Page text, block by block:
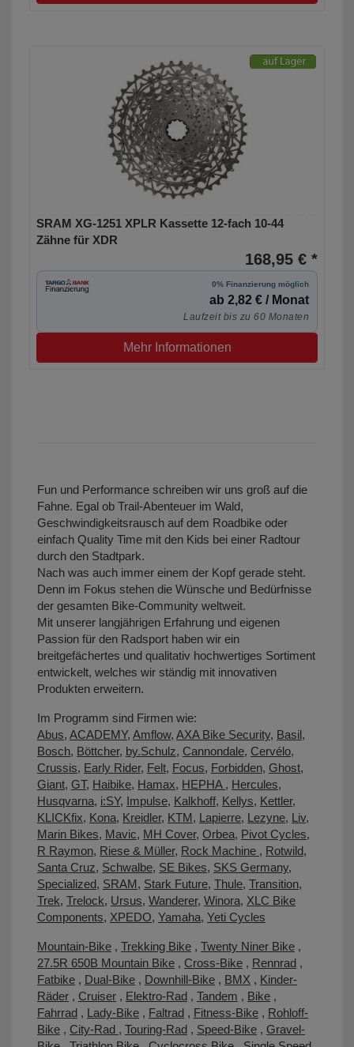
SRAM XG-1251 XPLR Kassette 12-fach 10-44
Zähne für XDR
168,95 € *
0% Finanzierung möglich
ab 2,82 € / Monat
Laufzeit bis zu 60 Monaten
Mehr Informationen
Fun und Performance schreiben wir uns groß auf die
Fahne. Egal ob Trail-Abenteuer im Wald,
Geschwindigkeitsrausch auf dem Roadbike oder
einfach Quality Time mit den Kids bei einer Radtour
durch den Stadtpark.
Nach was auch immer einem der Kopf gerade steht.
Denn im Fokus stehen die Wünsche und Bedürfnisse
der gesamten Bike-Community weltweit.
Mit unserer langjährigen Erfahrung und eigenen
Passion für den Radsport haben wir ein
breitgefächertes und qualitativ hochwertiges Sortiment
entwickelt, welches wir ständig mit innovativen
Produkten erweitern.
Im Programm sind Firmen wie:
Abus, ACADEMY, Amflow, AXA Bike Security, Basil,
Bosch, Böttcher, by.Schulz, Cannondale, Cervélo,
Crussis, Early Rider, Felt, Focus, Forbidden, Ghost,
Giant, GT, Haibike, Hamax, HEPHA , Hercules,
Husqvarna, i:SY, Impulse, Kalkhoff, Kellys, Kettler,
KLICKfix, Kona, Kreidler, KTM, Lapierre, Lezyne, Liv,
Marin Bikes, Mavic, MH Cover, Orbea, Pivot Cycles,
R Raymon, Riese & Müller, Rock Machine , Rotwild,
Santa Cruz, Schwalbe, SE Bikes, SKS Germany,
Specialized, SRAM, Stark Future, Thule, Transition,
Trek, Trelock, Ursus, Wanderer, Winora, XLC Bike
Components, XPEDO, Yamaha, Yeti Cycles
Mountain-Bike , Trekking Bike , Twenty Niner Bike ,
27.5R 650B Mountain Bike , Cross-Bike , Rennrad ,
Fatbike , Dual-Bike , Downhill-Bike , BMX , Kinder-
Räder , Cruiser , Elektro-Rad , Tandem , Bike ,
Fahrrad , Lady-Bike , Faltrad , Fitness-Bike , Rohloff-
Bike , City-Rad , Touring-Rad , Speed-Bike , Gravel-